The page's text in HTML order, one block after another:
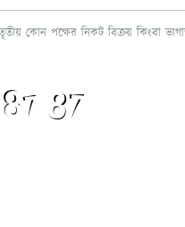
কোন পক্ষের নিকট বিক্রয় কিংবা